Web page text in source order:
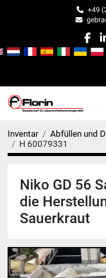
+49
Inventar Abfüllen und
H 60079331
Niko GD 56
die
Sauerkraut